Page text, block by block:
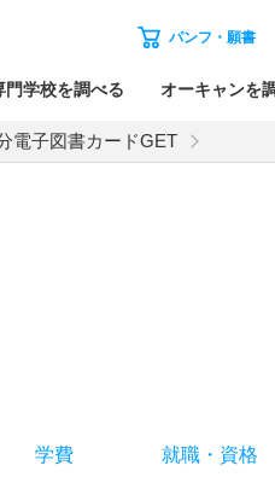
パンフ・願書
門学校を調べる オーキャンを
電子図書カードGET
学費 就職・ 資格